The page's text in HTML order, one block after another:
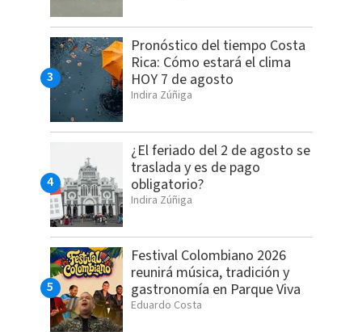
Pronóstico del tiempo Costa
Rica: Cómo estará el clima
HOY 7 de agosto
Indira Zúñiga
¿El feriado del 2 de agosto se
traslada y es de pago
obligatorio?
Indira Zúñiga
Festival Colombiano 2026
reunirá música, tradición y
gastronomía en Parque Viva
Eduardo Costa